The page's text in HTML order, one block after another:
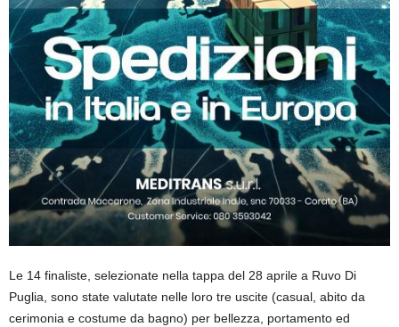
Le 14 finaliste, selezionate nella tappa del 28 aprile a Ruvo Di
Puglia, sono state valutate nelle loro tre uscite (casual, abito da
cerimonia e costume da bagno) per bellezza, portamento ed